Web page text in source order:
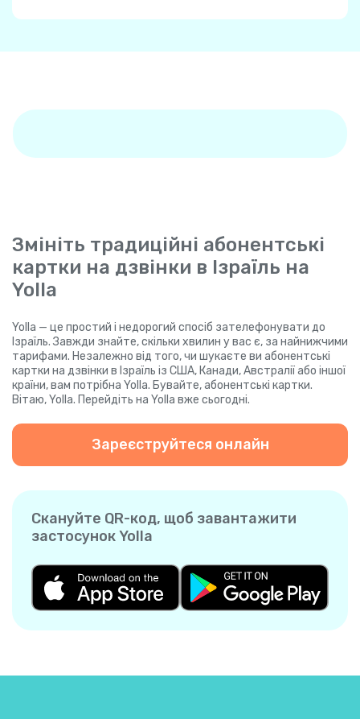
Змініть традиційні абонентські
картки на дзвінки в Ізраїль на
Yolla
Yolla — це простий і недорогий спосіб зателефонувати до
Ізраїль. Завжди знайте, скільки хвилин у вас є, за найнижчими
тарифами. Незалежно від того, чи шукаєте ви абонентські
картки на дзвінки в Ізраїль із США, Канади, Австралії або іншої
країни, вам потрібна Yolla. Бувайте, абонентські картки.
Вітаю, Yolla. Перейдіть на Yolla вже сьогодні.
Зареєструйтеся онлайн
Скануйте QR-код, щоб завантажити
застосунок Yolla